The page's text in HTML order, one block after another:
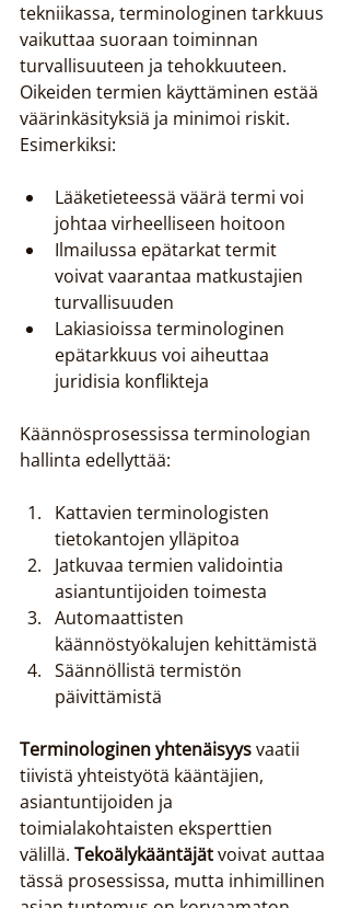
tekniikassa, terminologinen tarkkuus
vaikuttaa suoraan toiminnan
turvallisuuteen ja tehokkuuteen.
Oikeiden termien käyttäminen estää
väärinkäsityksiä ja minimoi riskit.
Esimerkiksi:
Lääketieteessä väärä termi voi
johtaa virheelliseen hoitoon
Ilmailussa epätarkat termit
voivat vaarantaa matkustajien
turvallisuuden
Lakiasioissa terminologinen
epätarkkuus voi aiheuttaa
juridisia konflikteja
Käännösprosessissa terminologian
hallinta edellyttää:
Kattavien terminologisten
tietokantojen ylläpitoa
Jatkuvaa termien validointia
asiantuntijoiden toimesta
Automaattisten
käännöstyökalujen kehittämistä
Säännöllistä termistön
päivittämistä
Terminologinen yhtenäisyys vaatii
tiivistä yhteistyötä kääntäjien,
asiantuntijoiden ja
toimialakohtaisten eksperttien
välillä. Tekoälykääntäjät voivat auttaa
tässä prosessissa, mutta inhimillinen